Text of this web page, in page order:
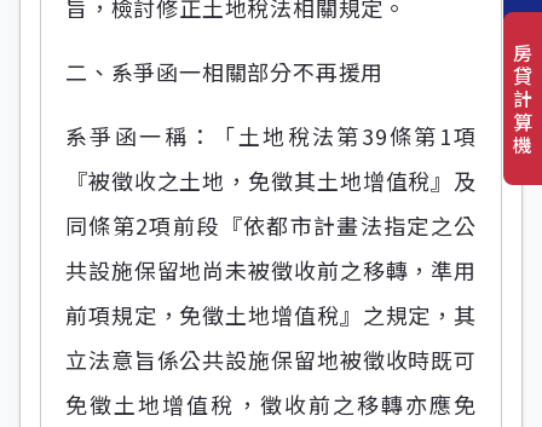
旨，檢討修正土地稅法相關規定。
二、系爭函一相關部分不再援用
系爭函一稱：「土地稅法第39條第1項
『被徵收之土地，免徵其土地增值稅』及
同條第2項前段『依都市計畫法指定之公
共設施保留地尚未被徵收前之移轉，準用
前項規定，免徵土地增值稅』之規定，其
立法意旨係公共設施保留地被徵收時既可
免徵土地增值稅，徵收前之移轉亦應免
房
貸
計
算
機